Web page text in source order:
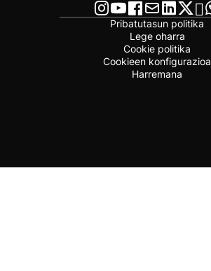
Pribatutasun politika
Lege oharra
Cookie politika
Cookieen konfigurazioa
Harremana